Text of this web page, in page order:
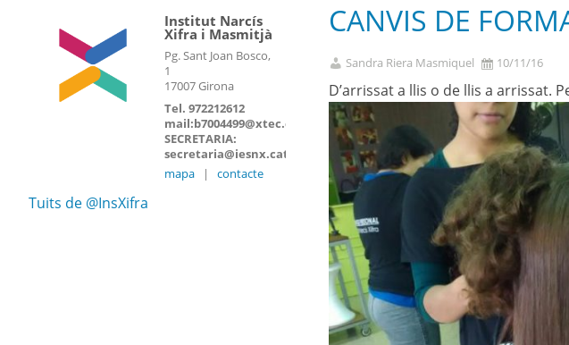
CANVIS DE
Sandra Riera Masmiquel 10/11/16
D’arrissat a llis o de llis a arrissat.
Institut Narcís
Xifra i Masmitjà
Pg. Sant Joan Bosco,
1
17007 Girona
Tel. 972212612
mail:b7004499@xtec.cat
SECRETARIA:
secretaria@iesnx.cat
mapa
| contacte
Tuits de @InsXifra